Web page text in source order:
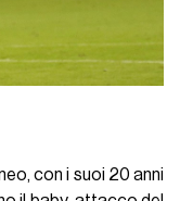
con i suoi 20 anni